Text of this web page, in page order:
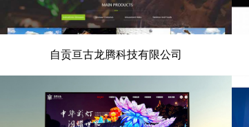
自贡亘古龙腾科技有限公司
自贡亘古龙腾科技有限公司